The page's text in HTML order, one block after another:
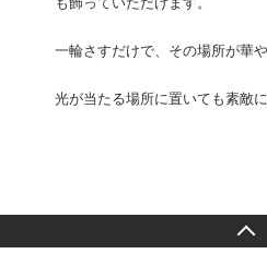
も飾っていただけます。
一輪さすだけで、その場所が華や
光が当たる場所に置いても素敵